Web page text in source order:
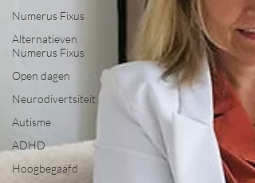
Numerus Fixus
Alternatieven
Numerus Fixus
Open dagen
Neurodivertsiteit
Autisme
ADHD
Hoogbegaafd